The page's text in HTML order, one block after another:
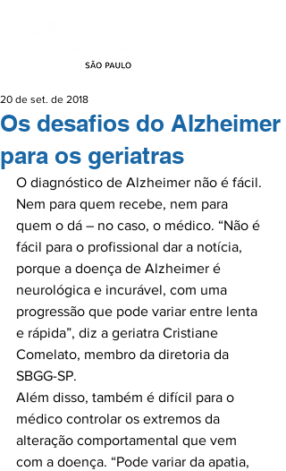
Os desafios do Alzheimer
para os geriatras
20 de set. de 2018
O diagnóstico de Alzheimer não é fácil.
Nem para quem recebe, nem para
quem o dá – no caso, o médico. “Não é
fácil para o profissional dar a notícia,
porque a doença de Alzheimer é
neurológica e incurável, com uma
progressão que pode variar entre lenta
e rápida”, diz a geriatra Cristiane
Comelato, membro da diretoria da
SBGG-SP.
Além disso, também é difícil para o
médico controlar os extremos da
alteração comportamental que vem
com a doença. “Pode variar da apatia,